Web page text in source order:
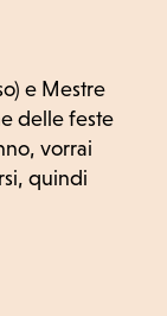
e Mestre
delle feste
vorrai
quindi